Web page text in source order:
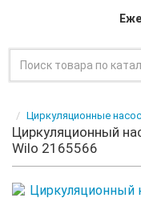
Циркуляционные
Циркуляционный
Wilo 2165566